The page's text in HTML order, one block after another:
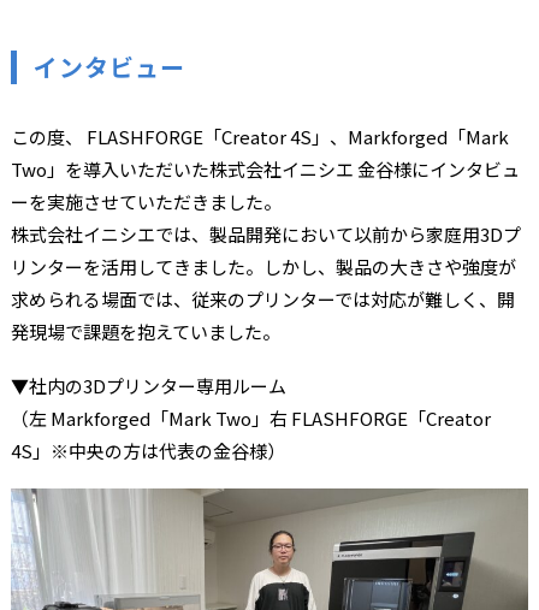
インタビュー
この度、 FLASHFORGE「Creator 4S」、Markforged「Mark
Two」を導入いただいた株式会社イニシエ 金谷様にインタビュ
ーを実施させていただきました。
株式会社イニシエでは、製品開発において以前から家庭用3Dプ
リンターを活用してきました。しかし、製品の大きさや強度が
求められる場面では、従来のプリンターでは対応が難しく、開
発現場で課題を抱えていました。
▼社内の3Dプリンター専用ルーム
（左 Markforged「Mark Two」右 FLASHFORGE「Creator
4S」※中央の方は代表の金谷様）